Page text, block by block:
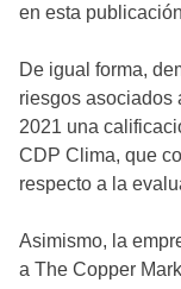
en esta
De igual forma,
riesgos asociados
2021 una
CDP Clima, que
respecto a la
Asimismo, la
a The Copper